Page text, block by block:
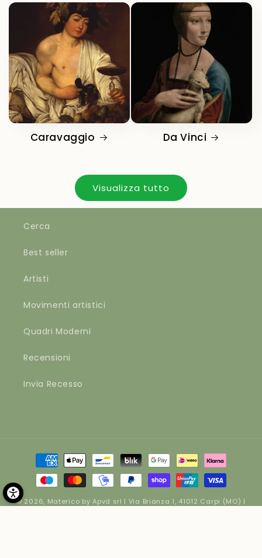
Caravaggio Da Vinci
Visualizza tutto
Cerca
Best seller
Artisti
Movimenti artistici
Quadri Moderni
Recensioni
Invia Recesso
Metodi
pagamento
© 2026, Materico by Apvd srl | Via Brianza 1, 41012 Carpi (MO) |